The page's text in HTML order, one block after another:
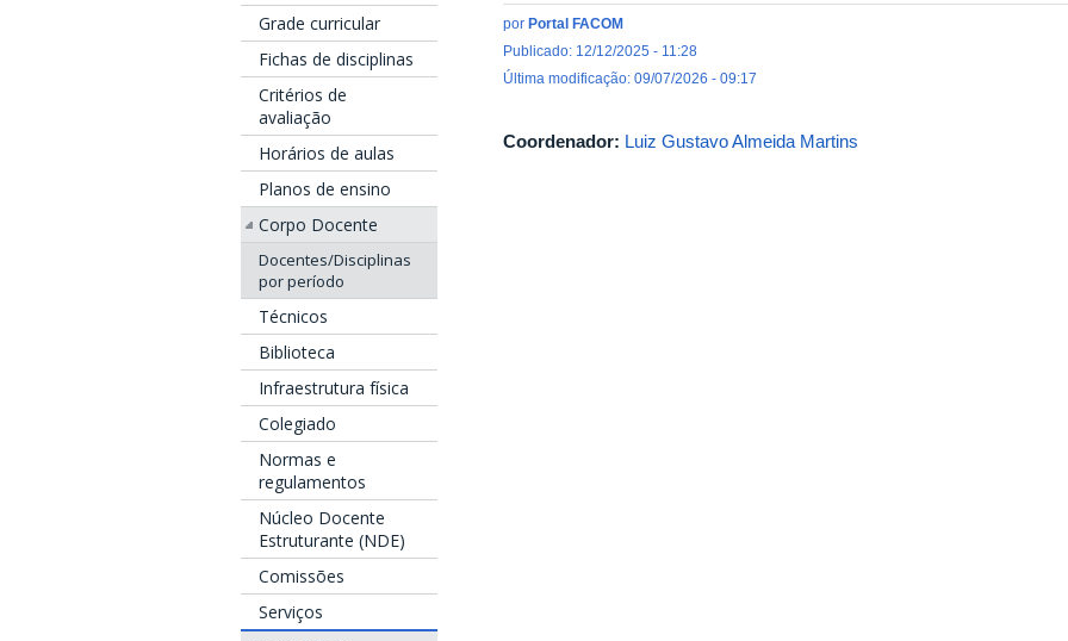
Grade curricular
Fichas de disciplinas
Critérios de
avaliação
Horários de aulas
Planos de ensino
Corpo Docente
Docentes/Disciplinas
por período
Técnicos
Biblioteca
Infraestrutura física
Colegiado
Normas e
regulamentos
Núcleo Docente
Estruturante (NDE)
Comissões
Serviços
por Portal FACOM
Publicado: 12/12/2025 - 11:28
Última modificação: 09/07/2026 - 09:17
Coordenador: Luiz Gustavo Almeida Martins